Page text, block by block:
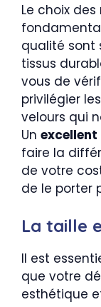
Le choix
qualité sont
tissus
vous de
privilégier
velours qui
Un
faire la
de votre
de le porter
La taille
Il est
que votre
esthétique